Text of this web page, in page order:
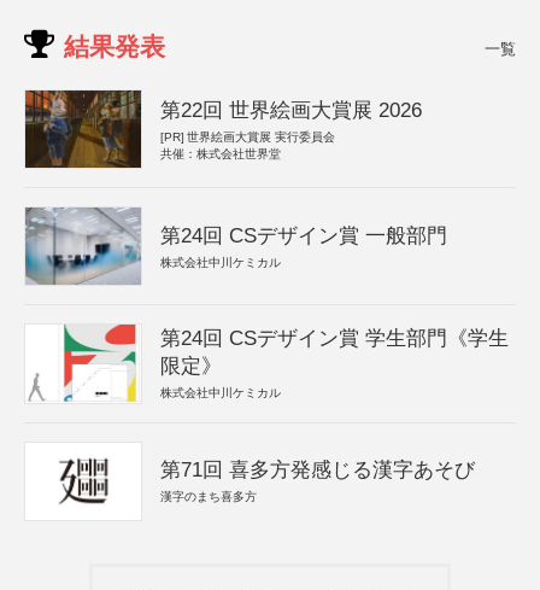
結果発表 一覧
第22回 世界絵画大賞展 2026
[PR] 世界絵画大賞展 実行委員会
共催：株式会社世界堂
第24回 CSデザイン賞 一般部門
株式会社中川ケミカル
第24回 CSデザイン賞 学生部門《学生
限定》
株式会社中川ケミカル
第71回 喜多方発感じる漢字あそび
漢字のまち喜多方